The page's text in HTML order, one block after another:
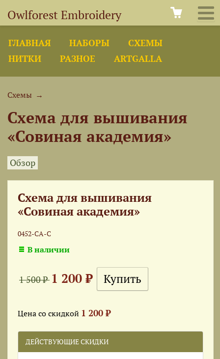
Owlforest Embroidery
ГЛАВНАЯ НАБОРЫ
СХЕМЫ
НИТКИ
РАЗНОЕ ARTGALLA
Схемы →
Схема для вышивания
«Совиная академия»
Обзор
Схема для вышивания
«Совиная академия»
0452-СА-С
В наличии
1 500 ₽ 1 200 ₽
Цена со скидкой 1 200 ₽
ДЕЙСТВУЮЩИЕ СКИДКИ